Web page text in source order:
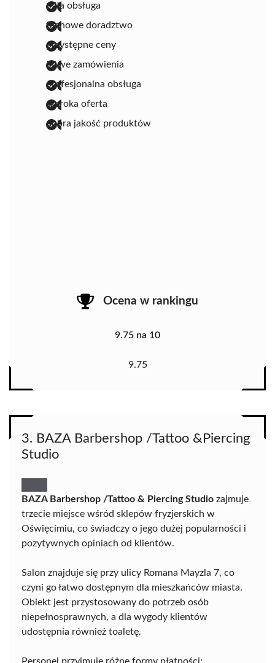
miła obsługa
fachowe doradztwo
przystępne ceny
łatwe zamówienia
profesjonalna obsługa
szeroka oferta
dobra jakość produktów
Ocena w rankingu
9.75 na 10
9.75
3. BAZA Barbershop /Tattoo &Piercing
Studio
BAZA Barbershop /Tattoo & Piercing Studio zajmuje
trzecie miejsce wśród sklepów fryzjerskich w
Oświęcimiu, co świadczy o jego dużej popularności i
pozytywnych opiniach od klientów.
Salon znajduje się przy ulicy Romana Mayzla 7, co
czyni go łatwo dostępnym dla mieszkańców miasta.
Obiekt jest przystosowany do potrzeb osób
niepełnosprawnych, a dla wygody klientów
udostępnia również toaletę.
Personel przyjmuje różne formy płatności: